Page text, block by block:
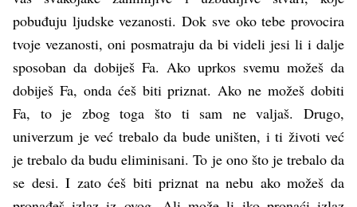
pobuđuju ljudske vezanosti. Dok sve oko tebe provocira
tvoje vezanosti, oni posmatraju da bi videli jesi li i dalje
sposoban da dobiješ Fa. Ako uprkos svemu možeš da
dobiješ Fa, onda ćeš biti priznat. Ako ne možeš dobiti
Fa, to je zbog toga što ti sam ne valjaš. Drugo,
univerzum je već trebalo da bude uništen, i ti životi već
je trebalo da budu eliminisani. To je ono što je trebalo da
se desi. I zato ćeš biti priznat na nebu ako možeš da